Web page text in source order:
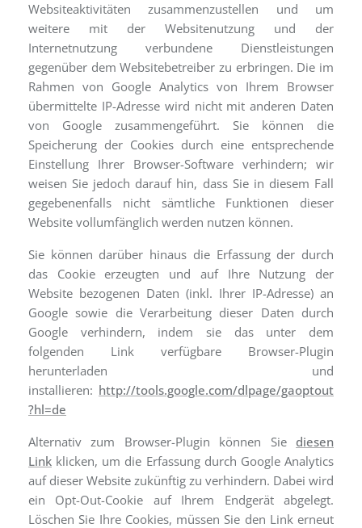
Websiteaktivitäten zusammenzustellen und um
weitere mit der Websitenutzung und der
Internetnutzung verbundene Dienstleistungen
gegenüber dem Websitebetreiber zu erbringen. Die im
Rahmen von Google Analytics von Ihrem Browser
übermittelte IP-Adresse wird nicht mit anderen Daten
von Google zusammengeführt. Sie können die
Speicherung der Cookies durch eine entsprechende
Einstellung Ihrer Browser-Software verhindern; wir
weisen Sie jedoch darauf hin, dass Sie in diesem Fall
gegebenenfalls nicht sämtliche Funktionen dieser
Website vollumfänglich werden nutzen können.
Sie können darüber hinaus die Erfassung der durch
das Cookie erzeugten und auf Ihre Nutzung der
Website bezogenen Daten (inkl. Ihrer IP-Adresse) an
Google sowie die Verarbeitung dieser Daten durch
Google verhindern, indem sie das unter dem
folgenden Link verfügbare Browser-Plugin
herunterladen und
installieren: http://tools.google.com/dlpage/gaoptout
?hl=de
Alternativ zum Browser-Plugin können Sie diesen
Link klicken, um die Erfassung durch Google Analytics
auf dieser Website zukünftig zu verhindern. Dabei wird
ein Opt-Out-Cookie auf Ihrem Endgerät abgelegt.
Löschen Sie Ihre Cookies, müssen Sie den Link erneut